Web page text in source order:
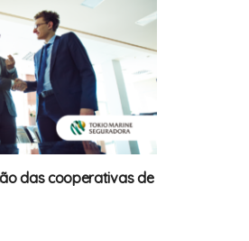
das cooperativas de